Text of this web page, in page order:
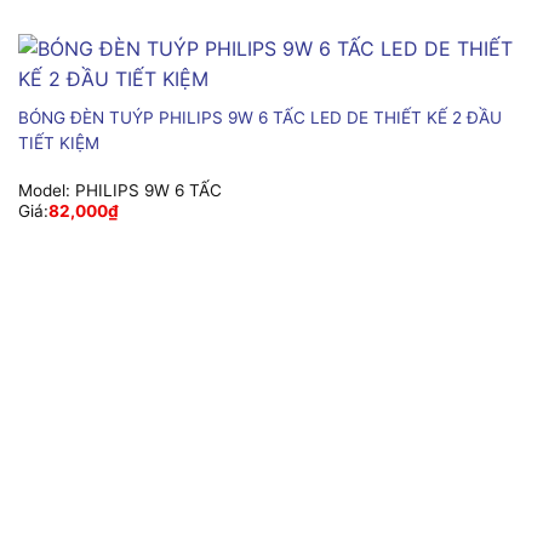
BÓNG ĐÈN TUÝP PHILIPS 9W 6 TẤC LED DE THIẾT KẾ 2 ĐẦU
TIẾT KIỆM
Model: PHILIPS 9W 6 TẤC
Giá:82,000₫